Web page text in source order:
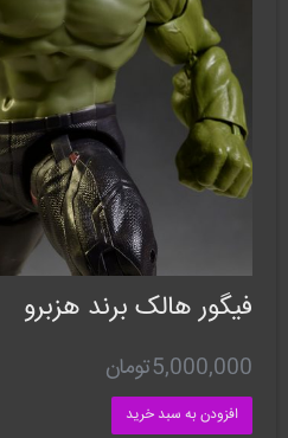
فیگور هالک برند هزبرو
5,000,000تومان
افزودن به سبد خرید